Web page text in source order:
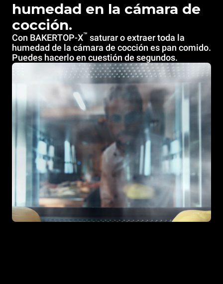
humedad en la cámara de
cocción.
Con BAKERTOP-X™ saturar o extraer toda la
humedad de la cámara de cocción es pan comido.
Puedes hacerlo en cuestión de segundos.